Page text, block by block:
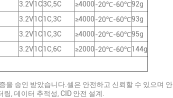
3.2V1C3C,5C ≥4000-20℃-60℃92g
3.2V1C1C,3C ≥4000-20℃-60℃93g
3.2V1C1C,3C ≥4000-20℃-60℃95g
3.2V1C1C,6C ≥2000-20℃-60℃144g
을 승인 받았습니다.셀은 안전하고 신뢰할 수 있으며
, 데이터 추적성, CID 안전 설계.